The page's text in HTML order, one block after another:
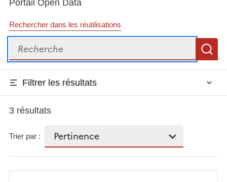
Portail Open Data
Rechercher dans les réutilisations
Recherche
Filtrer les résultats
3 résultats
Trier par :